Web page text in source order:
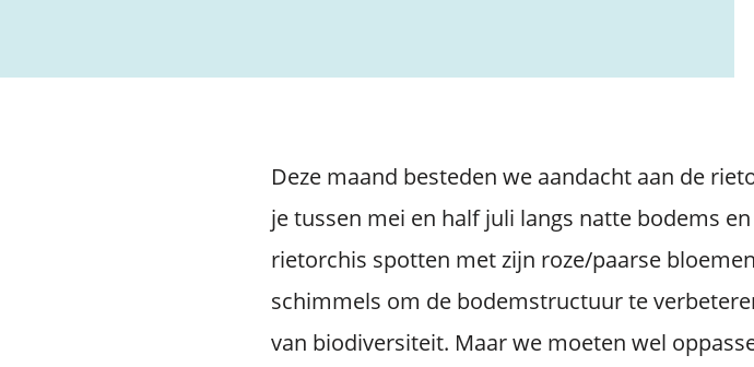
Deze maand besteden we aandacht aan de
je tussen mei en half juli langs natte bodems
rietorchis spotten met zijn roze/paarse
schimmels om de bodemstructuur te
van biodiversiteit. Maar we moeten wel